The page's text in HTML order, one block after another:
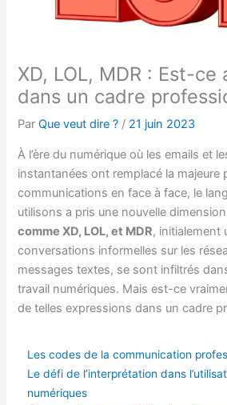
XD, LOL, MDR : Est-ce
dans un cadre
ParQue veut dire ? / 21 juin 2023
À l’ère du numérique où les emails et
instantanées ont remplacé la majeure
communications en face à face, le
utilisons a pris une nouvelle
comme XD, LOL, et MDR, initialement
conversations informelles sur les
messages textes, se sont infiltrés
travail numériques. Mais est-ce
de telles expressions dans un cadre
Les codes de la communication
Le défi de l’interprétation dans
numériques